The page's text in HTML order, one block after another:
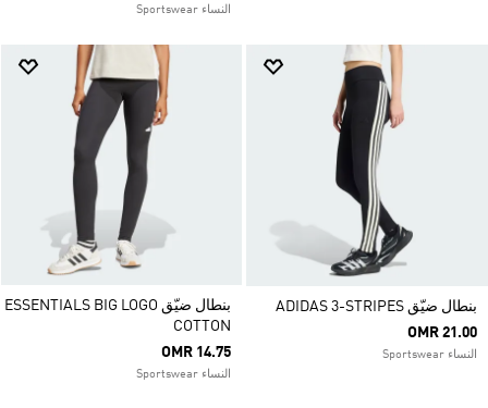
النساء Sportswear
بنطال ضيّق ADIDAS 3-STRIPES
OMR 21.00
النساء Sportswear
بنطال ضيّق ESSENTIALS BIG LOGO
COTTON
OMR 14.75
النساء Sportswear